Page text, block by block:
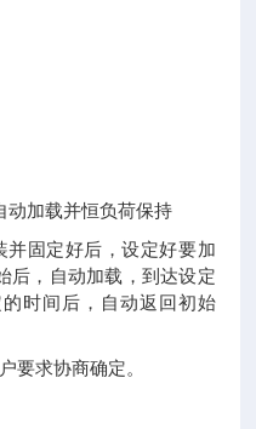
动加载并恒负荷保持
固定好后，设定好要加
后，自动加载，到达设定
时间后，自动返回初始
要求协商确定。